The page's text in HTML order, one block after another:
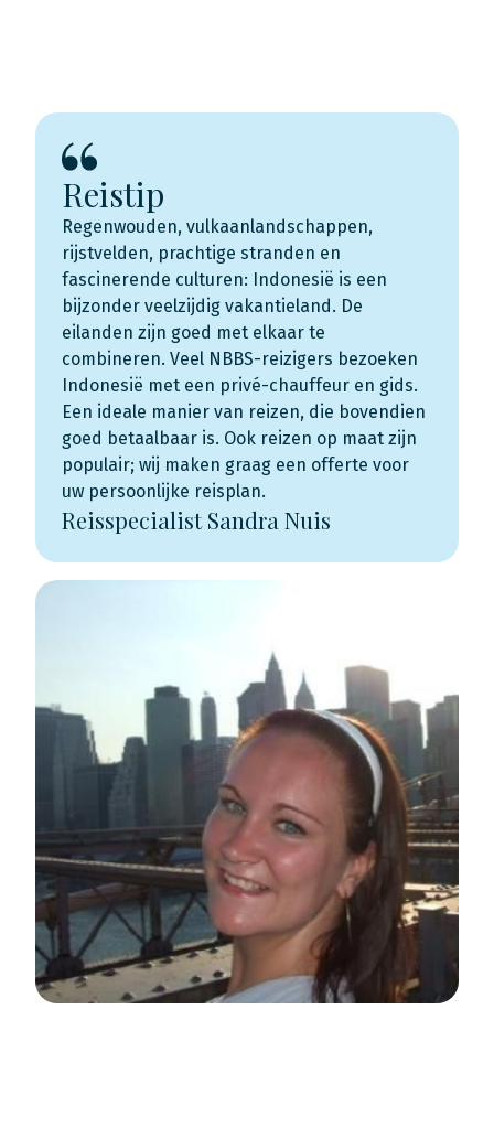
Reistip
Regenwouden, vulkaanlandschappen,
rijstvelden, prachtige stranden en
fascinerende culturen: Indonesië is een
bijzonder veelzijdig vakantieland. De
eilanden zijn goed met elkaar te
combineren. Veel NBBS-reizigers bezoeken
Indonesië met een privé-chauffeur en gids.
Een ideale manier van reizen, die bovendien
goed betaalbaar is. Ook reizen op maat zijn
populair; wij maken graag een offerte voor
uw persoonlijke reisplan.
Reisspecialist Sandra Nuis